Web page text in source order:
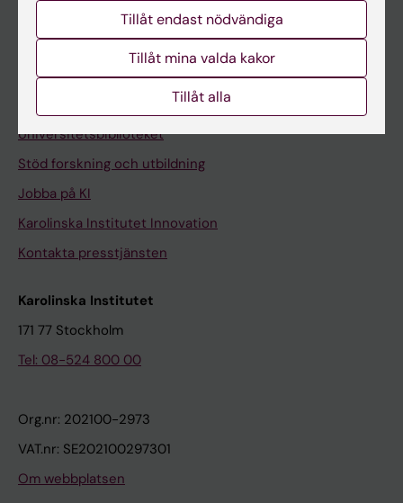
Medarbetarportalen
Universitetsbiblioteket
Stöd forskning och utbildning
Jobba på KI
Karolinska Institutet Innovation
Kontakta presstjänsten
Karolinska Institutet
171 77 Stockholm
Tel: 08-524 800 00
Org.nr: 202100-2973
VAT.nr: SE202100297301
Om webbplatsen
Tillåt endast nödvändiga
Tillåt mina valda kakor
Tillåt alla